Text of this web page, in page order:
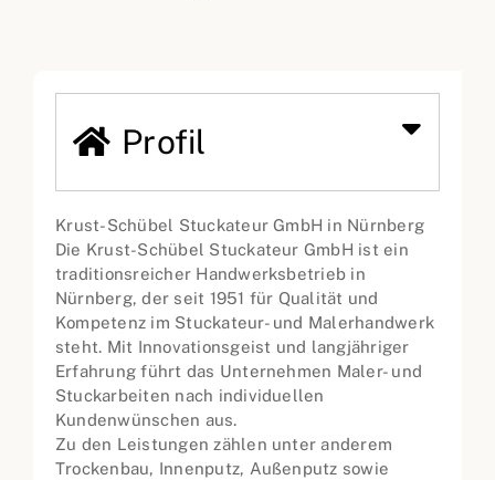
Profil
Krust-Schübel Stuckateur GmbH in Nürnberg
Die Krust-Schübel Stuckateur GmbH ist ein
traditionsreicher Handwerksbetrieb in
Nürnberg, der seit 1951 für Qualität und
Kompetenz im Stuckateur- und Malerhandwerk
steht. Mit Innovationsgeist und langjähriger
Erfahrung führt das Unternehmen Maler- und
Stuckarbeiten nach individuellen
Kundenwünschen aus.
Zu den Leistungen zählen unter anderem
Trockenbau, Innenputz, Außenputz sowie